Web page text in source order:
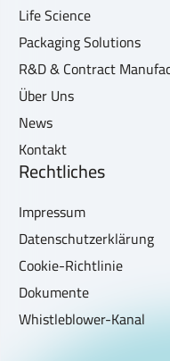
Life Science
Packaging Solutions
R&D & Contract
Über Uns
News
Kontakt
Rechtliches
Impressum
Datenschutzerklärung
Cookie-Richtlinie
Dokumente
Whistleblower-Kanal